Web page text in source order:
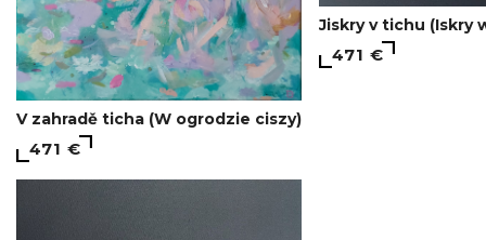
V zahradě ticha (W ogrodzie ciszy)
471 €
Jiskry v tichu (Iskry
471 €